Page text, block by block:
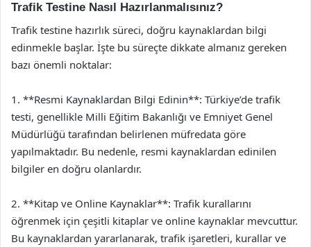
Trafik Testine Nasıl Hazırlanmalısınız?
Trafik testine hazırlık süreci, doğru kaynaklardan bilgi
edinmekle başlar. İşte bu süreçte dikkate almanız gereken
bazı önemli noktalar:
1. **Resmi Kaynaklardan Bilgi Edinin**: Türkiye’de trafik
testi, genellikle Milli Eğitim Bakanlığı ve Emniyet Genel
Müdürlüğü tarafından belirlenen müfredata göre
yapılmaktadır. Bu nedenle, resmi kaynaklardan edinilen
bilgiler en doğru olanlardır.
2. **Kitap ve Online Kaynaklar**: Trafik kurallarını
öğrenmek için çeşitli kitaplar ve online kaynaklar mevcuttur.
Bu kaynaklardan yararlanarak, trafik işaretleri, kurallar ve